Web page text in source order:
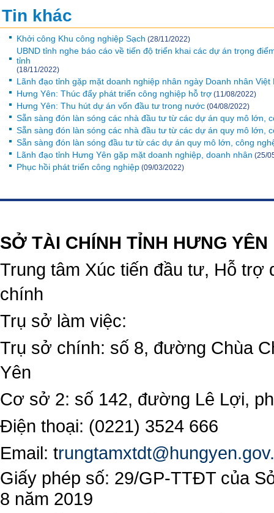
Tin khác
Khởi công Khu công nghiệp Sạch (28/11/2022)
UBND tỉnh nghe báo cáo về tiến độ triển khai các dự án trọng
tỉnh
(18/11/2022)
Lãnh đạo tỉnh gặp mặt doanh nghiệp nhân ngày Doanh nhân Việt
Hưng Yên: Thúc đẩy phát triển công nghiệp hỗ trợ (11/08/2022)
Hưng Yên: Thu hút dự án vốn đầu tư trong nước (04/08/2022)
Sẵn sàng đón làn sóng các nhà đầu tư từ các dự án quy mô lớn,
Sẵn sàng đón làn sóng các nhà đầu tư từ các dự án quy mô lớn,
Sẵn sàng đón làn sóng đầu tư từ các dự án quy mô lớn, công
Lãnh đạo tỉnh Hưng Yên gặp mặt doanh nghiệp, doanh nhân (25/
Phục hồi phát triển công nghiệp (09/03/2022)
SỞ TÀI CHÍNH TỈNH HƯNG YÊN
Trung tâm Xúc tiến đầu tư, Hỗ trợ
chính
Trụ sở làm việc:
Trụ sở chính: số 8, đường Chùa
Yên
Cơ sở 2: số 142, đường Lê Lợi,
Điện thoại: (0221) 3524 666
Email: t
Giấy phép số: 29/GP-TTĐT của
8 năm 2019